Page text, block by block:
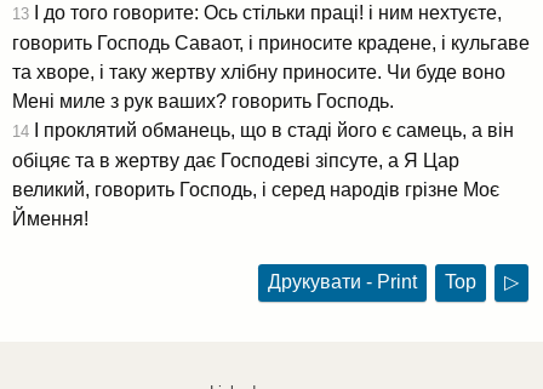
13 І до того говорите: Ось стільки праці! і ним нехтуєте,
говорить Господь Саваот, і приносите крадене, і кульгаве
та хворе, і таку жертву хлібну приносите. Чи буде воно
Мені миле з рук ваших? говорить Господь.
14 І проклятий обманець, що в стаді його є самець, а він
обіцяє та в жертву дає Господеві зіпсуте, а Я Цар
великий, говорить Господь, і серед народів грізне Моє
Ймення!
Друкувати - Print Top ▷